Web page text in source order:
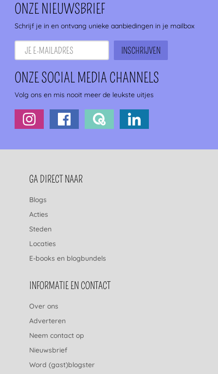
ONZE NIEUWSBRIEF
Schrijf je in en ontvang unieke aanbiedingen in je mailbox
ONZE SOCIAL MEDIA CHANNELS
Volg ons en mis nooit meer de leukste uitjes
FOOTERNAVIGATIE
GA DIRECT NAAR
Blogs
Acties
Steden
Locaties
E-books en blogbundels
INFORMATIE EN CONTACT
Over ons
Adverteren
Neem contact op
Nieuwsbrief
Word (gast)blogster